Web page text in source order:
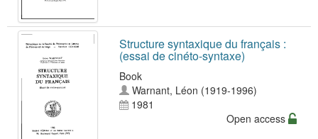
Structure syntaxique du français :
(essai de cinéto-syntaxe)
Book
Warnant, Léon (1919-1996)
1981
Open access